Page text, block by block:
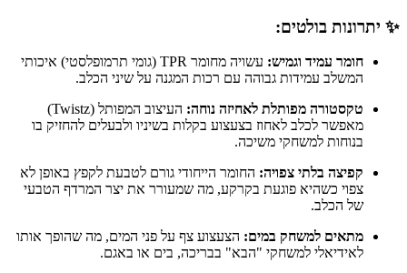
✨ יתרונות בולטים:
חומר עמיד וגמיש:
עשויה מחומר TPR (גומי תרמופלסטי) איכותי
המשלב עמידות גבוהה עם רכות המגנה על שיני הכלב.
טקסטורה מפותלת לאחיזה נוחה:
העיצוב המפותל (Twistz)
מאפשר לכלב לאחוז בצעצוע בקלות בשיניו ולבעלים להחזיק בו
בנוחות למשחקי משיכה.
קפיצה בלתי צפויה: החומר הייחודי גורם לטבעת לקפץ באופן לא
צפוי כשהיא פוגעת בקרקע, מה שמעורר את יצר המרדף הטבעי
של הכלב.
מתאים למשחק במים: הצעצוע צף על פני המים, מה שהופך אותו
לאידיאלי למשחקי "הבא" בבריכה, בים או באגם.